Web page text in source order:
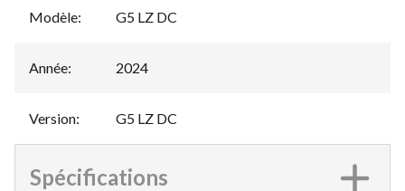
Modèle: G5 LZ DC
Année: 2024
Version: G5 LZ DC
Spécifications